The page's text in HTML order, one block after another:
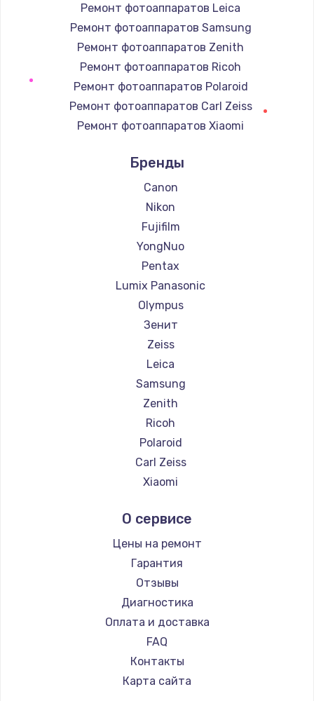
Замена платы сенсора
Заказать
1300 руб.
Заказать
Замена сигнальной лампы
1200 руб.
Заказать
Замена системной платы
1500 руб.
Замена температурного датчика
2500 руб.
Замена электроконфорки
Заказать
Техобслуживание
900 руб.
Заказать
Установка / подключение / демонтаж
1300 руб.
Заказать
Ремонт фотоаппаратов Leica
Ремонт фотоаппаратов Samsung
Ремонт фотоаппаратов Zenith
Ремонт фотоаппаратов Ricoh
Ремонт фотоаппаратов Polaroid
Ремонт фотоаппаратов Carl Zeiss
Ремонт фотоаппаратов Xiaomi
Ремонт фотоаппаратов Kodak
Ремонт фотоаппаратов Blackmagic
Бренды
Canon
Nikon
Fujifilm
YongNuo
Pentax
Lumix Panasonic
Olympus
Зенит
Zeiss
Leica
Samsung
Zenith
Ricoh
Polaroid
Carl Zeiss
Xiaomi
Kodak
Blackmagic
О сервисе
Цены на ремонт
Гарантия
Отзывы
Диагностика
Оплата и доставка
FAQ
Контакты
Карта сайта